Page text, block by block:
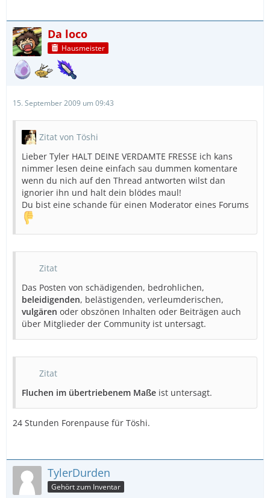
Da loco
Hausmeister
15. September 2009 um 09:43
Zitat von Töshi
Lieber Tyler HALT DEINE VERDAMTE FRESSE ich kans
nimmer lesen deine einfach sau dummen komentare
wenn du nich auf den Thread antworten wilst dan
ignorier ihn und halt dein blödes maul!
Du bist eine schande für einen Moderator eines Forums
Zitat
Das Posten von schädigenden, bedrohlichen,
beleidigenden, belästigenden, verleumderischen,
vulgären oder obszönen Inhalten oder Beiträgen auch
über Mitglieder der Community ist untersagt.
Zitat
Fluchen im übertriebenem Maße ist untersagt.
24 Stunden Forenpause für Töshi.
TylerDurden
Gehört zum Inventar